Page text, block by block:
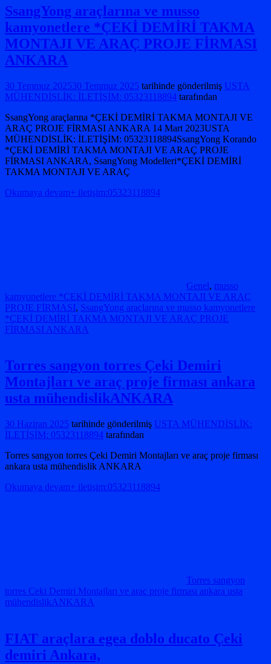
SsangYong araçlarına ve musso
kamyonetlere *ÇEKİ DEMİRİ TAKMA
MONTAJI VE ARAÇ PROJE FİRMASI
ANKARA
30 Temmuz 202530 Temmuz 2025 tarihinde gönderilmiş USTA
MÜHENDİSLİK: İLETİŞİM: 05323118894 tarafından
SsangYong araçlarına *ÇEKİ DEMİRİ TAKMA MONTAJI VE
ARAÇ PROJE FİRMASI ANKARA 14 Mart 2023USTA
MÜHENDİSLİK: İLETİŞİM: 05323118894SsangYong Korando
*ÇEKİ DEMİRİ TAKMA MONTAJI VE ARAÇ PROJE
FİRMASI ANKARA, SsangYong Modelleri*ÇEKİ DEMİRİ
TAKMA MONTAJI VE ARAÇ
Okumaya devam+ iletişim:05323118894
Genel, musso
kamyonetlere *ÇEKİ DEMİRİ TAKMA MONTAJI VE ARAÇ
PROJE FİRMASI, SsangYong araçlarına ve musso kamyonetlere
*ÇEKİ DEMİRİ TAKMA MONTAJI VE ARAÇ PROJE
FİRMASI ANKARA
Torres sangyon torres Çeki Demiri
Montajları ve araç proje firması ankara
usta mühendislikANKARA
30 Haziran 2025 tarihinde gönderilmiş USTA MÜHENDİSLİK:
İLETİŞİM: 05323118894 tarafından
Torres sangyon torres Çeki Demiri Montajları ve araç proje firması
ankara usta mühendislik ANKARA
Okumaya devam+ iletişim:05323118894
Torres sangyon
torres Çeki Demiri Montajları ve araç proje firması ankara usta
mühendislikANKARA
FIAT araçlara egea doblo ducato Çeki
demiri Ankara,